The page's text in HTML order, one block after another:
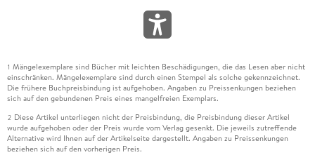
1 Mängelexemplare sind Bücher mit leichten Beschädigungen, die das Lesen aber nicht
einschränken. Mängelexemplare sind durch einen Stempel als solche gekennzeichnet.
Die frühere Buchpreisbindung ist aufgehoben. Angaben zu Preissenkungen beziehen
sich auf den gebundenen Preis eines mangelfreien Exemplars.
2 Diese Artikel unterliegen nicht der Preisbindung, die Preisbindung dieser Artikel
wurde aufgehoben oder der Preis wurde vom Verlag gesenkt. Die jeweils zutreffende
Alternative wird Ihnen auf der Artikelseite dargestellt. Angaben zu Preissenkungen
beziehen sich auf den vorherigen Preis.